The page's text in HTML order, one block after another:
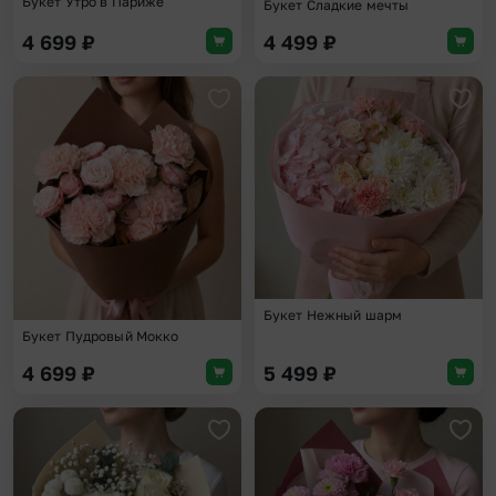
4 699 ₽
Букет Сладкие мечты
4 499 ₽
Добавить в избранное
Букет Пудровый Мокко
4 699 ₽
Букет Нежный шарм
5 499 ₽
Добавить в избранное